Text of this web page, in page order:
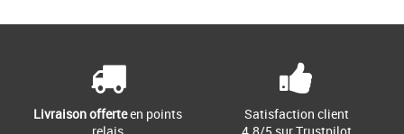
Livraison offerteen points
Satisfaction client